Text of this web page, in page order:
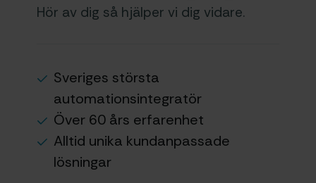
Hör av dig så hjälper vi dig vidare.
Sveriges största
automationsintegratör
Över 60 års erfarenhet
Alltid unika kundanpassade
lösningar